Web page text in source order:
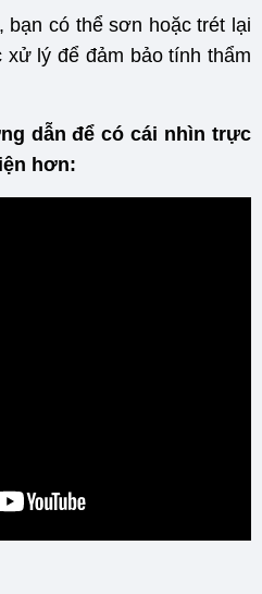
bạn có thể sơn hoặc trét lại
lý để đảm bảo tính thẩm
dẫnđể có cái nhìn trực
hơn: